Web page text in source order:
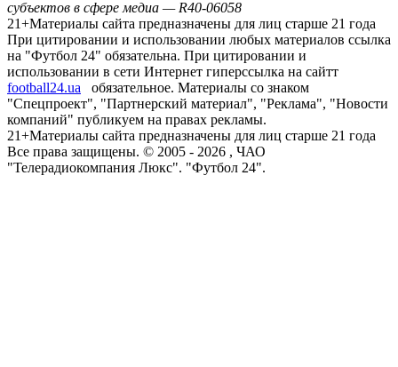
субъектов в сфере медиа — R40-06058
21+Материалы сайта предназначены для лиц старше 21 года
При цитировании и использовании любых материалов ссылка
на "Футбол 24" обязательна. При цитировании и
использовании в сети Интернет гиперссылка на сайтт
football24.ua
обязательное. Материалы со знаком
"Спецпроект", "Партнерский материал", "Реклама", "Новости
компаний" публикуем на правах рекламы.
21+Материалы сайта предназначены для лиц старше 21 года
Все права защищены. © 2005 - 2026 , ЧАО
"Телерадиокомпания Люкс". "Футбол 24".